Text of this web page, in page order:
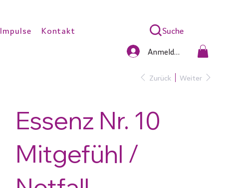
Impulse Kontakt Suche
Anmelden
Zurück Weiter
Essenz Nr. 10
Mitgefühl /